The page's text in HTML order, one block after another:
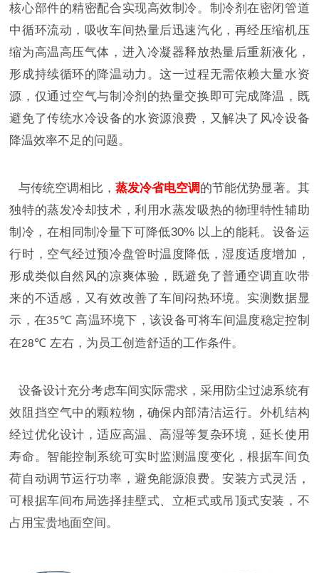
核心部件的精密配合实现高效制冷。制冷剂在密闭管道
中循环流动，吸收车间热量后迅速汽化，再经压缩机压
缩为高温高压气体，进入冷凝器释放热量后重新液化，
形成持续循环的降温动力。这一过程无需依赖大量水资
源，仅通过空气与制冷剂的热量交换即可完成降温，既
避免了传统水冷设备的水资源浪费，又解决了风冷设备
降温效率不足的问题。
与传统空调相比， 蒸发冷省电空调的节能优势显著。其
独特的蒸发冷却技术，利用水蒸发吸热的物理特性辅助
制冷，在相同制冷量下可降低30% 以上的能耗。设备运
行时，空气经过预冷盘管时温度降低，湿度适度增加，
形成类似自然风的凉爽体验，既避免了普通空调直吹带
来的不适感，又有效改善了车间闷热环境。实测数据显
示，在35℃ 高温环境下，该设备可将车间温度稳定控制
在28℃ 左右，为员工创造舒适的工作条件。
设备设计充分考虑车间实际需求，采用防尘过滤系统有
效阻挡空气中的颗粒物，确保内部清洁运行。外机结构
经过优化设计，适应高温、高湿等复杂环境，延长使用
寿命。智能控制系统可实时监测温度变化，根据车间负
荷自动调节运行功率，避免能源浪费。安装方式灵活，
可根据车间布局选择挂壁式、立柜式或吊顶式安装，不
占用宝贵地面空间。